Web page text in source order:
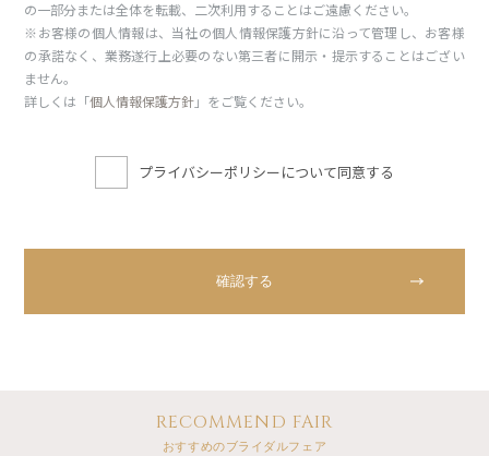
の一部分または全体を転載、二次利用することはご遠慮ください。
※お客様の個人情報は、当社の個人情報保護方針に沿って管理し、お客様
の承諾なく、業務遂行上必要のない第三者に開示・提示することはござい
ません。
詳しくは「個人情報保護方針」をご覧ください。
プライバシーポリシーについて同意する
RECOMMEND FAIR
おすすめのブライダルフェア